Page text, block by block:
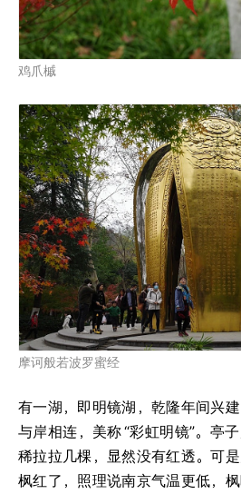
鸡爪槭
摩诃般若波罗蜜经
有一湖，即明镜湖，乾隆年间兴
与岸相连，美称“彩虹明镜”。亭
稀拉拉几棵，显然没有红透。可
枫红了，照理说南京气温更低，